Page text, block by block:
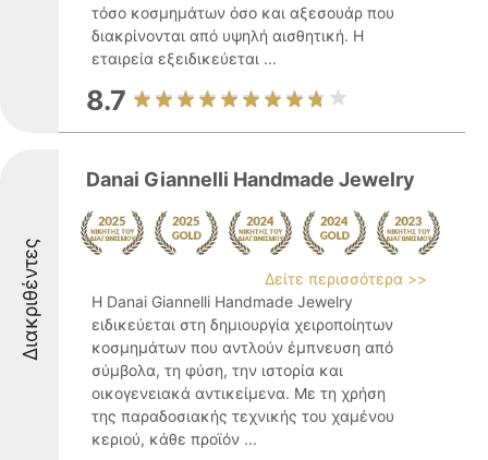
τόσο κοσμημάτων όσο και αξεσουάρ που
διακρίνονται από υψηλή αισθητική. Η
εταιρεία εξειδικεύεται ...
8.7
Διακριθέντες
Danai Giannelli Handmade Jewelry
Δείτε περισσότερα >>
Η Danai Giannelli Handmade Jewelry
ειδικεύεται στη δημιουργία χειροποίητων
κοσμημάτων που αντλούν έμπνευση από
σύμβολα, τη φύση, την ιστορία και
οικογενειακά αντικείμενα. Με τη χρήση
της παραδοσιακής τεχνικής του χαμένου
κεριού, κάθε προϊόν ...